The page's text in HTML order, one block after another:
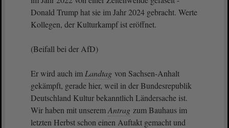
Donald Trump hat sie im Jahr 2024 gebracht. Werte
Kollegen, der Kulturkampf ist eröffnet.
(Beifall bei der AfD)
Er wird auch im Landtag von Sachsen-Anhalt
gekämpft, gerade hier, weil in der Bundesrepublik
Deutschland Kultur bekanntlich Ländersache ist.
Wir haben mit unseremAntrag zum Bauhaus im
letzten Herbst schon einen Auftakt gemacht und